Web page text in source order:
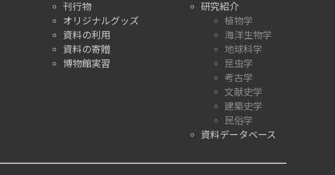
刊行物
オリジナルグッズ
資料の利用
資料の寄贈
博物館実習
研究紹介
植物学
海洋生物学
地球科学
昆虫学
考古学
文献史学
建築史学
民俗学
資料データベース